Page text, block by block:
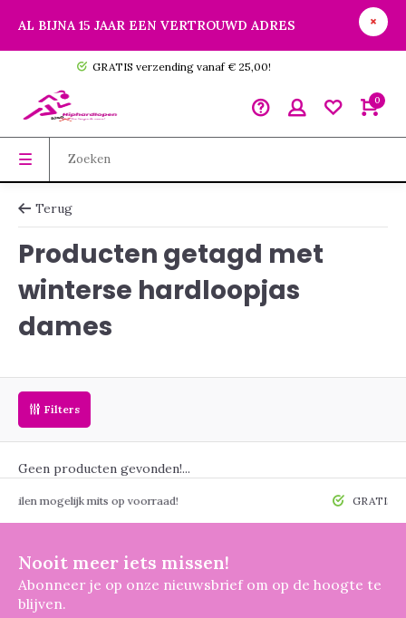
AL BIJNA 15 JAAR EEN VERTROUWD ADRES
GRATIS verzending vanaf € 25,00!
0
Terug
Producten getagd met
winterse hardloopjas
dames
Filters
Geen producten gevonden!...
mits op voorraad! GRATIS
Nooit meer iets missen!
Abonneer je op onze nieuwsbrief om op de hoogte te
blijven.